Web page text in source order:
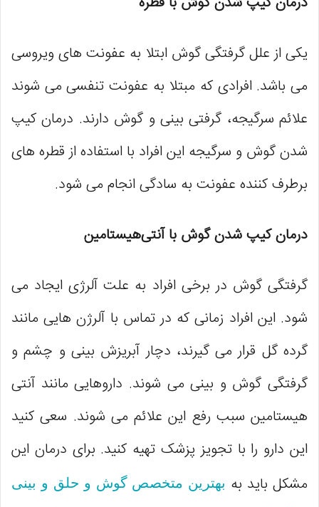
یکی از علل گرفتگی گوش ابتلا به عفونت‌ های ویروسی
می باشد. افرادی که مبتلا به عفونت تنفسی می‌ شوند
علائم سرگیجه، گرفتی بینی و گوش دارند. درمان کیپ
شدن گوش و سرگیجه این افراد با استفاده از قطره‌ های
برطرف کننده‌ عفونت به سادگی انجام می ‌شود.
درمان کیپ شدن گوش با آنتی‌هیستامین
گرفتگی گوش در برخی افراد به علت آلرژی ایجاد می
شود. این افراد زمانی که در تماس با آلرژن ‌هایی مانند
گرده‌ گل قرار می ‌گیرند، دچار آبریزش بینی و چشم و
گرفتگی گوش و بینی می‌ شوند. داروهایی مانند آنتی‌
هیستامین سبب رفع این علائم می شوند. سعی کنید
این دارو را با تجویز پزشک تهیه کنید. برای درمان این
مشکل باید به بهترین متخصص گوش و حلق و بینی